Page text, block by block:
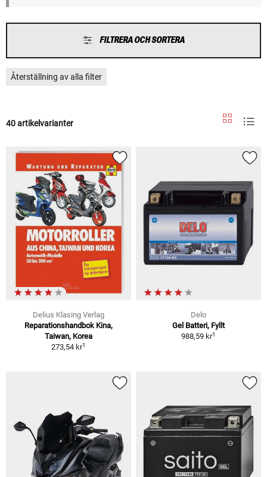
FILTRERA OCH SORTERA
Återställning av alla filter
40 artikelvarianter
Delius Klasing Verlag
Reparationshandbok Kina,
Taiwan, Korea
273,54 kr1
Delo
Gel Batteri, Fyllt
988,59 kr1